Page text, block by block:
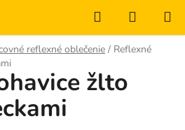
Hľadať
KOŠÍK
reflexné oblečenie / Reflexné
žlto